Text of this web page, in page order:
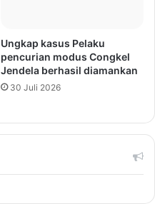
Ungkap kasus Pelaku
pencurian modus Congkel
Jendela berhasil diamankan
30 Juli 2026